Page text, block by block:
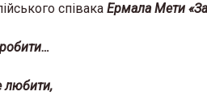
співака Ермала Мети
любити,